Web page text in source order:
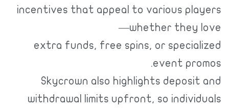
incentives that appeal to various players
—whether they love
extra funds, free spins, or specialized
event promos.
Skycrown also highlights deposit and
withdrawal limits upfront, so individuals